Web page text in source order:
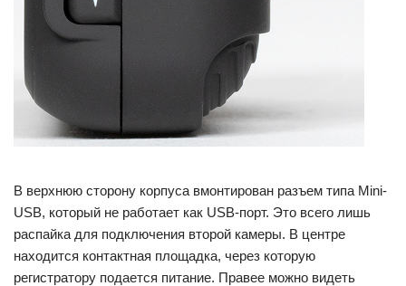
В верхнюю сторону корпуса вмонтирован разъем типа Mini-
USB, который не работает как USB-порт. Это всего лишь
распайка для подключения второй камеры. В центре
находится контактная площадка, через которую
регистратору подается питание. Правее можно видеть